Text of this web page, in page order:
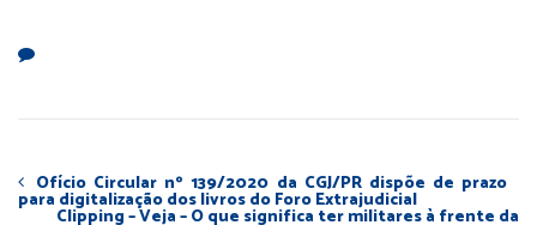
Ofício Circular nº 139/2020 da CGJ/PR dispõe de prazo
para digitalização dos livros do Foro Extrajudicial
Clipping – Veja – O que significa ter militares à frente da